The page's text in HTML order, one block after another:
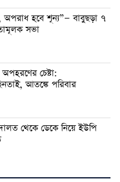
অপরাধ হবে শূন্য”— বাবুছড়া ৭
সভা
চেষ্টা:
আতঙ্কে পরিবার
থেকে ডেকে নিয়ে ইউপি